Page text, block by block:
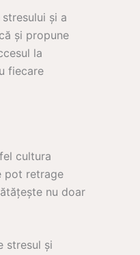
și a
și propune
la
fiecare
cultura
pot retrage
nu doar
stresul și